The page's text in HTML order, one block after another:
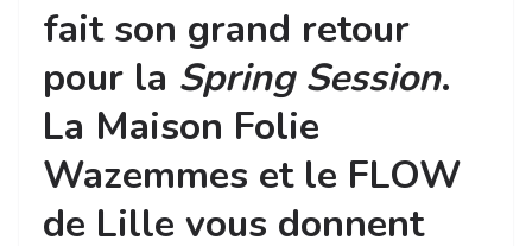
fait son grand retour
pour la Spring Session.
La Maison Folie
Wazemmes et le FLOW
de Lille vous donnent